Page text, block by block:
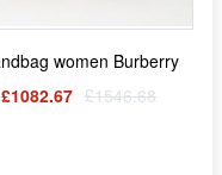
Handbag women Burberry
£1082.67 £1546.68